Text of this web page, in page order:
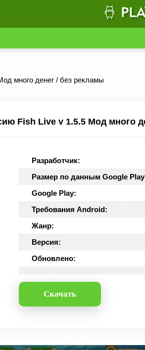
много денег / без рекламы
Fish Live v 1.5.5 Мод много
Разработчик:
Размер по данным Google
Google Play:
Требования Android:
Жанр:
Версия:
Обновлено:
Скачать